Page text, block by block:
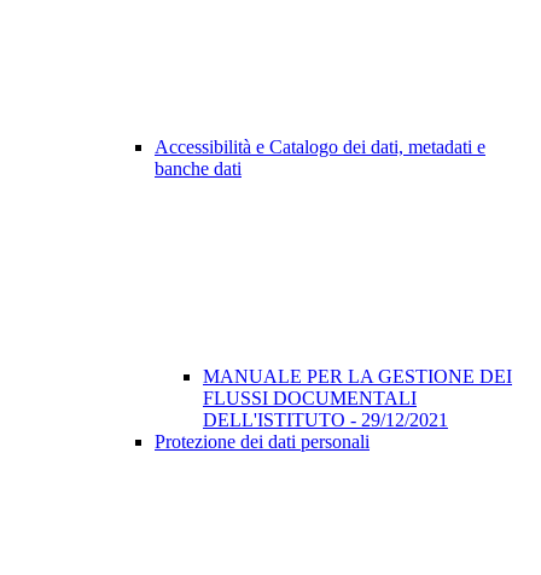
Accessibilità e Catalogo dei dati, metadati e
banche dati
MANUALE PER LA GESTIONE DEI
FLUSSI DOCUMENTALI
DELL'ISTITUTO - 29/12/2021
Protezione dei dati personali